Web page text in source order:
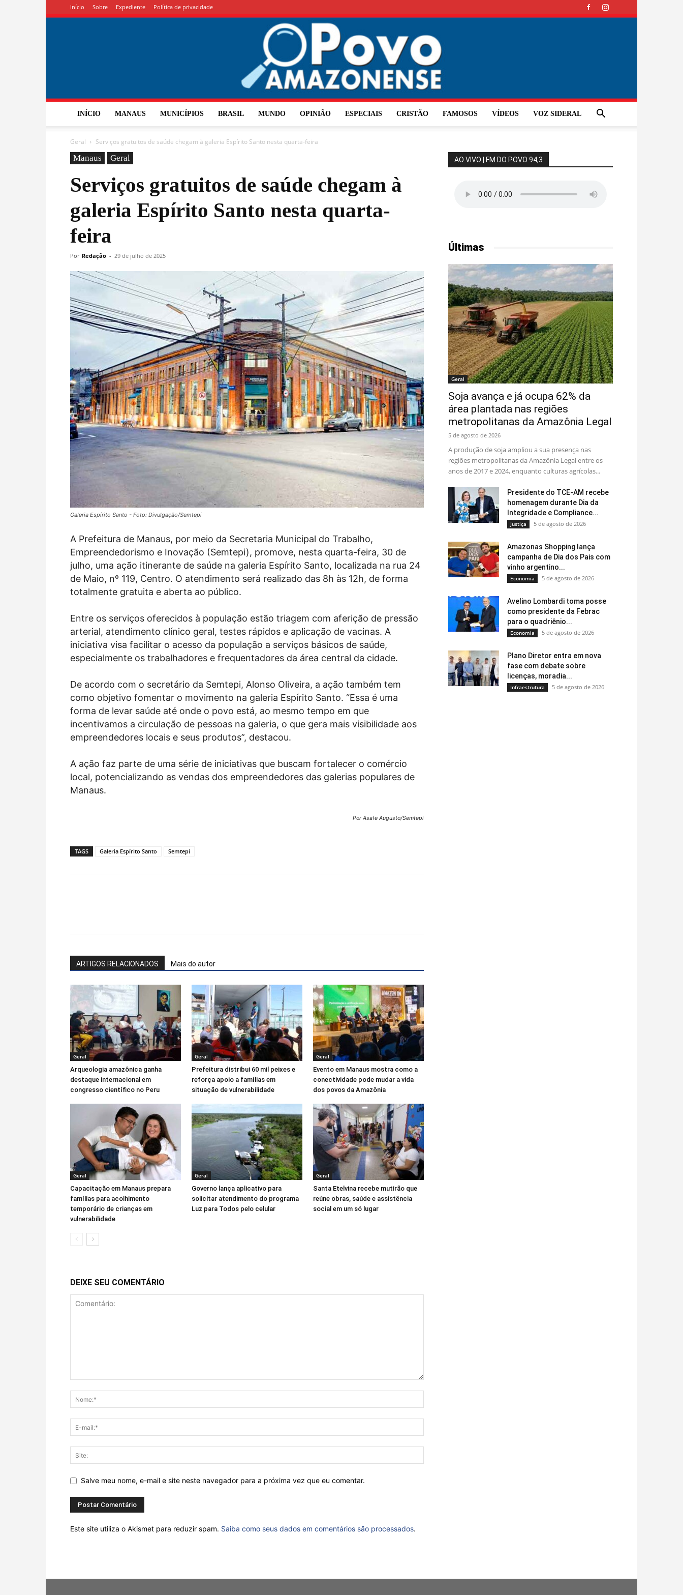
Início Sobre Expediente Política de privacidade
INÍCIO MANAUS MUNICÍPIOS BRASIL MUNDO OPINIÃO ESPECIAIS CRISTÃO FAMOSOS VÍDEOS VOZ SIDERAL
Geral Serviços gratuitos de saúde chegam à galeria Espírito Santo nesta quarta-feira
Manaus Geral
Serviços gratuitos de saúde chegam à
galeria Espírito Santo nesta quarta-
feira
Por Redação - 29 de julho de 2025
Galeria Espírito Santo - Foto: Divulgação/Semtepi
A Prefeitura de Manaus, por meio da Secretaria Municipal do Trabalho,
Empreendedorismo e Inovação (Semtepi), promove, nesta quarta-feira, 30 de
julho, uma ação itinerante de saúde na galeria Espírito Santo, localizada na rua 24
de Maio, nº 119, Centro. O atendimento será realizado das 8h às 12h, de forma
totalmente gratuita e aberta ao público.
Entre os serviços oferecidos à população estão triagem com aferição de pressão
arterial, atendimento clínico geral, testes rápidos e aplicação de vacinas. A
iniciativa visa facilitar o acesso da população a serviços básicos de saúde,
especialmente os trabalhadores e frequentadores da área central da cidade.
De acordo com o secretário da Semtepi, Alonso Oliveira, a ação também tem
como objetivo fomentar o movimento na galeria Espírito Santo. “Essa é uma
forma de levar saúde até onde o povo está, ao mesmo tempo em que
incentivamos a circulação de pessoas na galeria, o que gera mais visibilidade aos
empreendedores locais e seus produtos”, destacou.
A ação faz parte de uma série de iniciativas que buscam fortalecer o comércio
local, potencializando as vendas dos empreendedores das galerias populares de
Manaus.
Por Asafe Augusto/Semtepi
TAGS Galeria Espírito Santo Semtepi
ARTIGOS RELACIONADOS Mais do autor
Geral
Arqueologia amazônica ganha
destaque internacional em
congresso científico no Peru
Geral
Prefeitura distribui 60 mil peixes e
reforça apoio a famílias em
situação de vulnerabilidade
Geral
Evento em Manaus mostra como a
conectividade pode mudar a vida
dos povos da Amazônia
Geral
Capacitação em Manaus prepara
famílias para acolhimento
temporário de crianças em
vulnerabilidade
Geral
Governo lança aplicativo para
solicitar atendimento do programa
Luz para Todos pelo celular
Geral
Santa Etelvina recebe mutirão que
reúne obras, saúde e assistência
social em um só lugar
DEIXE SEU COMENTÁRIO
Salve meu nome, e-mail e site neste navegador para a próxima vez que eu comentar.
Este site utiliza o Akismet para reduzir spam. Saiba como seus dados em comentários são processados.
AO VIVO | FM DO POVO 94,3
Últimas
Geral
Soja avança e já ocupa 62% da
área plantada nas regiões
metropolitanas da Amazônia Legal
5 de agosto de 2026
A produção de soja ampliou a sua presença nas
regiões metropolitanas da Amazônia Legal entre os
anos de 2017 e 2024, enquanto culturas agrícolas...
Presidente do TCE-AM recebe
homenagem durante Dia da
Integridade e Compliance...
Justiça 5 de agosto de 2026
Amazonas Shopping lança
campanha de Dia dos Pais com
vinho argentino...
Economia 5 de agosto de 2026
Avelino Lombardi toma posse
como presidente da Febrac
para o quadriênio...
Economia 5 de agosto de 2026
Plano Diretor entra em nova
fase com debate sobre
licenças, moradia...
Infraestrutura 5 de agosto de 2026